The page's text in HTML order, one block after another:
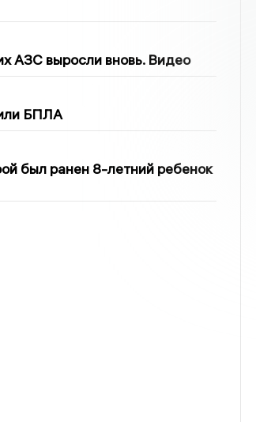
АЗС выросли вновь. Видео
БПЛА
был ранен 8-летний ребенок